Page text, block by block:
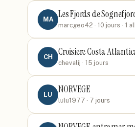
MA Les Fjords de
marcgeo42 · 10 jours · 1
CH Croisiere Costa
chevalij · 15 jours
LU NORVEGE
lulu1977 · 7 jours